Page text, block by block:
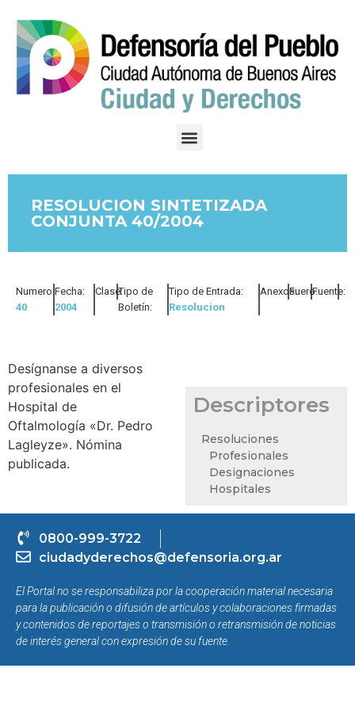
RESOLUCION SINTETIZADA
CONJUNTA 40/2004
Numero:
40
Fecha:
2004
Clase:Tipo de
Boletín:
Tipo de Entrada:
Resolucion
Anexos:Fuero:Fuente:
Desígnanse a diversos
profesionales en el
Hospital de
Oftalmología «Dr. Pedro
Lagleyze». Nómina
publicada.
Descriptores
Resoluciones
Profesionales
Designaciones
Hospitales
0800-999-3722
ciudadyderechos@defensoria.org.ar
El Portal no se responsabiliza por la cooperación material necesaria
para la publicación o difusión de artículos y colaboraciones firmadas
y contenidos de reportajes o transmisión o retransmisión de noticias
de interés general con expresión de su fuente.